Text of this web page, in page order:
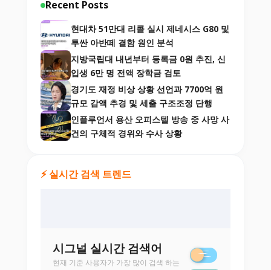
Recent Posts
현대차 51만대 리콜 실시 제네시스 G80 및
투싼 아반떼 결함 원인 분석
지방국립대 내년부터 등록금 0원 추진, 신
입생 6만 명 전액 장학금 검토
경기도 재정 비상 상황 선언과 7700억 원
규모 감액 추경 및 세출 구조조정 단행
인플루언서 용산 오피스텔 방송 중 사망 사
건의 구체적 경위와 수사 상황
⚡ 실시간 검색 트렌드